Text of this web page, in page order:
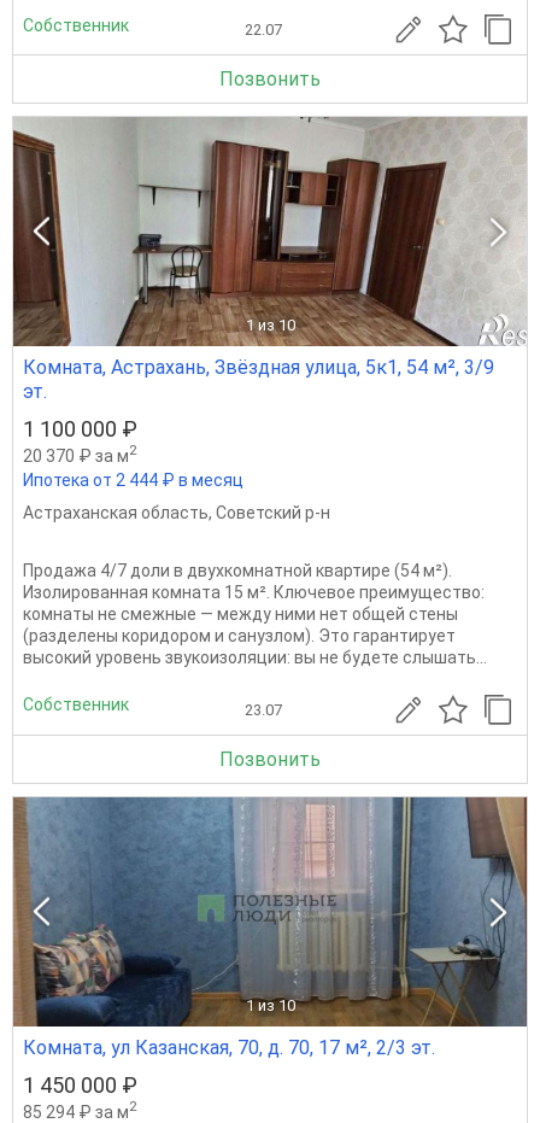
Собственник 22.07
Позвонить
1 из 10
Комната, Астрахань, Звёздная улица, 5к1, 54 м², 3/9
эт.
1 100 000 ₽
20 370 ₽ за м2
Ипотека от 2 444 ₽ в месяц
Астраханская область, Советский р-н
Продажа 4/7 доли в двухкомнатной квартире (54 м²).
Изолированная комната 15 м². Ключевое преимущество:
комнаты не смежные — между ними нет общей стены
(разделены коридором и санузлом). Это гарантирует
высокий уровень звукоизоляции: вы не будете слышать...
Собственник 23.07
Позвонить
1 из 10
Комната, ул Казанская, 70, д. 70, 17 м², 2/3 эт.
1 450 000 ₽
85 294 ₽ за м2